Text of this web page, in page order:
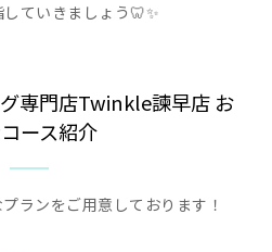
ていきましょう🦷✨
専門店Twinkle諫早店 お
ース紹介
ランをご用意しております！